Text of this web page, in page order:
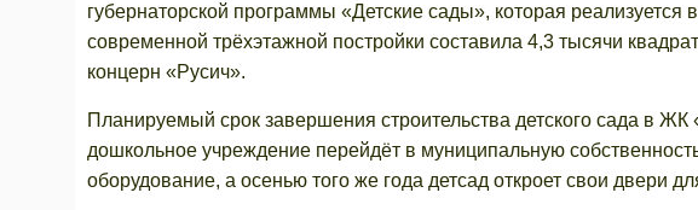
губернаторской программы «Детские сады», которая
современной трёхэтажной постройки составила 4,3 тысячи
концерн «Русич».
Планируемый срок завершения строительства детского сада в
дошкольное учреждение перейдёт в муниципальную
оборудование, а осенью того же года детсад откроет свои двери